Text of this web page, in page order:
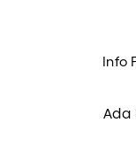
Info
Ada